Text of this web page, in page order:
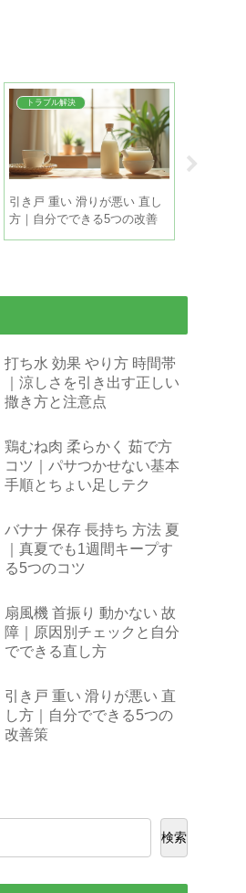
トラブル解決
引き戸 重い 滑りが悪い 直し
方｜自分でできる5つの改善
策
打ち水 効果 やり方 時間帯
｜涼しさを引き出す正しい
撒き方と注意点
鶏むね肉 柔らかく 茹で方
コツ｜パサつかせない基本
手順とちょい足しテク
バナナ 保存 長持ち 方法 夏
｜真夏でも1週間キープす
る5つのコツ
扇風機 首振り 動かない 故
障｜原因別チェックと自分
でできる直し方
引き戸 重い 滑りが悪い 直
し方｜自分でできる5つの
改善策
検索